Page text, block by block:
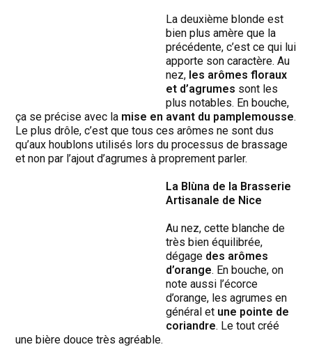
La deuxième blonde est
bien plus amère que la
précédente, c’est ce qui lui
apporte son caractère. Au
nez, les arômes floraux
et d’agrumes sont les
plus notables. En bouche,
ça se précise avec la mise en avant du pamplemousse.
Le plus drôle, c’est que tous ces arômes ne sont dus
qu’aux houblons utilisés lors du processus de brassage
et non par l’ajout d’agrumes à proprement parler.
La Blùna de la Brasserie
Artisanale de Nice
Au nez, cette blanche de
très bien équilibrée,
dégage des arômes
d’orange. En bouche, on
note aussi l’écorce
d’orange, les agrumes en
général et une pointe de
coriandre. Le tout créé
une bière douce très agréable.